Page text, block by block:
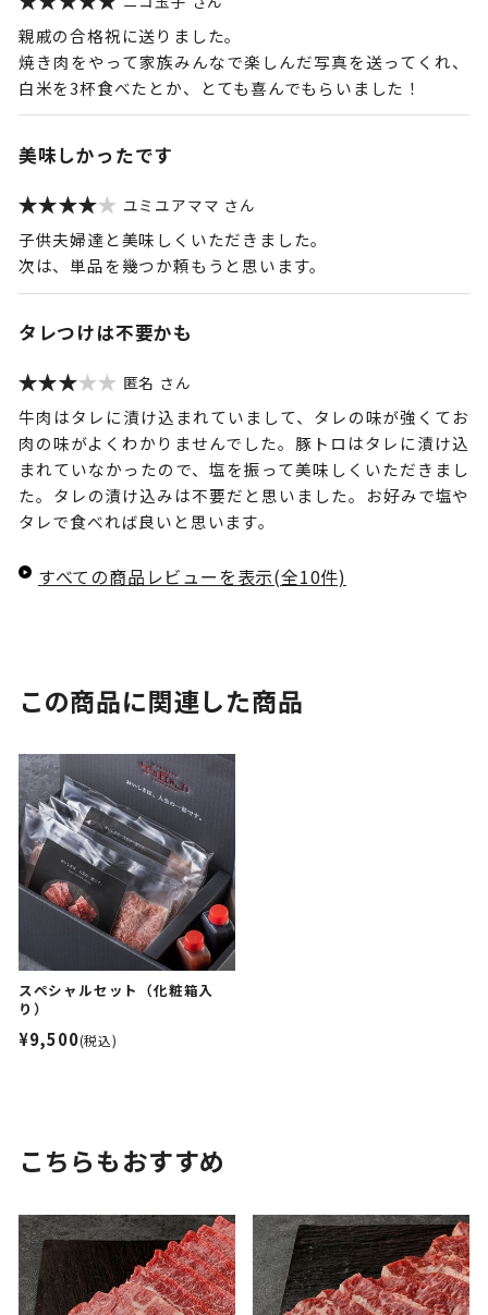
親戚の合格祝に送りました。
焼き肉をやって家族みんなで楽しんだ写真を送ってくれ、
白米を3杯食べたとか、とても喜んでもらいました！
美味しかったです
ユミユアママ
子供夫婦達と美味しくいただきました。
次は、単品を幾つか頼もうと思います。
タレつけは不要かも
匿名
牛肉はタレに漬け込まれていまして、タレの味が強くてお
肉の味がよくわかりませんでした。豚トロはタレに漬け込
まれていなかったので、塩を振って美味しくいただきまし
た。タレの漬け込みは不要だと思いました。お好みで塩や
タレで食べれば良いと思います。
すべての商品レビューを表示(全10件)
この商品に関連した商品
スペシャルセット（化粧箱入
り）
¥9,500(税込)
こちらもおすすめ